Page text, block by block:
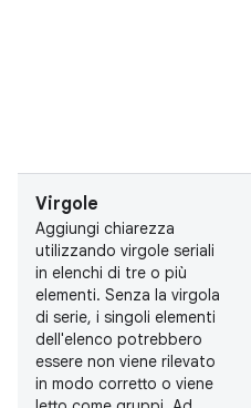
Virgole
Aggiungi chiarezza
utilizzando virgole seriali
in elenchi di tre o più
elementi. Senza la virgola
di serie, i singoli elementi
dell'elenco potrebbero
essere non viene rilevato
in modo corretto o viene